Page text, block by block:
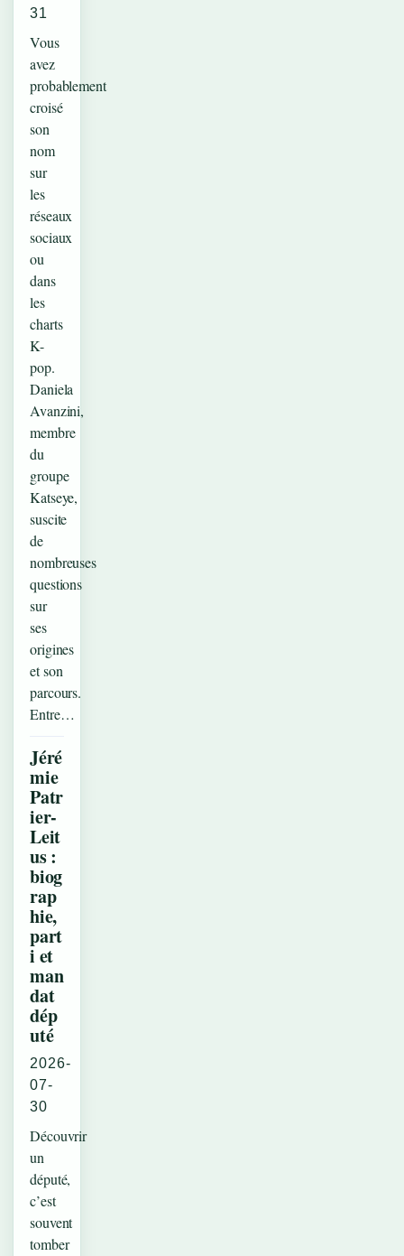
31
Vous
avez
probablement
croisé
son
nom
sur
les
réseaux
sociaux
ou
dans
les
charts
K-
pop.
Daniela
Avanzini,
membre
du
groupe
Katseye,
suscite
de
nombreuses
questions
sur
ses
origines
et son
parcours.
Entre…
Jéré
mie
Patr
ier-
Leit
us :
biog
rap
hie,
part
i et
man
dat
dép
uté
2026-
07-
30
Découvrir
un
député,
c’est
souvent
tomber